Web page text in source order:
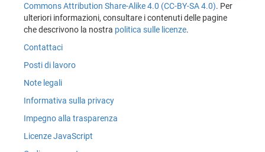
Commons Attribution Share-Alike 4.0 (CC-BY-SA 4.0). Per
ulteriori informazioni, consultare i contenuti delle pagine
che descrivono la nostra politica sulle licenze.
Contattaci
Posti di lavoro
Note legali
Informativa sulla privacy
Impegno alla trasparenza
Licenze JavaScript